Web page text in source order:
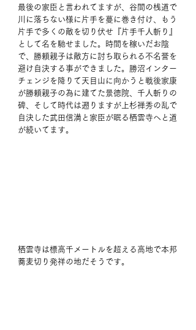
最後の家臣と言われてますが、谷間の桟道で
川に落ちない様に片手を蔓に巻き付け、もう
片手で多くの敵を切り伏せ『片手千人斬り』
として名を馳せました。時間を稼いだお陰
で、勝頼親子は敵方に討ち取られる不名誉を
避け自決する事ができました。勝沼インター
チェンジを降りて天目山に向かうと戦後家康
が勝頼親子の為に建てた景徳院、千人斬りの
碑、そして時代は遡りますが上杉禅秀の乱で
自決した武田信満と家臣が眠る栖雲寺へと道
が続いてます。
栖雲寺は標高千メートルを超える高地で本邦
蕎麦切り発祥の地だそうです。